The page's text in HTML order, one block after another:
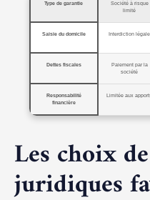
Type de garantie
Société à risque
limité
Saisie du domicile Interdiction légale
Dettes fiscales
Paiement par la
société
Responsabilité
financière
Limitée aux
Les choix
juridiques